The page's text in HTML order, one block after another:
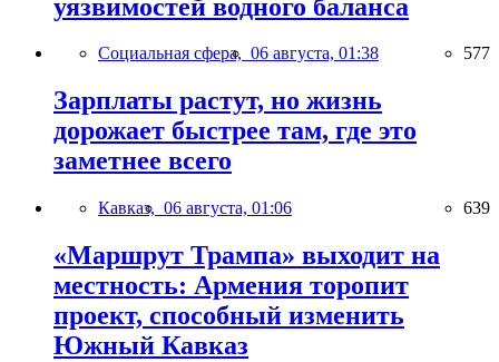
уязвимостей водного баланса
Социальная сфера, 06 августа, 01:38 577
Зарплаты растут, но жизнь
дорожает быстрее там, где это
заметнее всего
Кавказ, 06 августа, 01:06 639
«Маршрут Трампа» выходит на
местность: Армения торопит
проект, способный изменить
Южный Кавказ